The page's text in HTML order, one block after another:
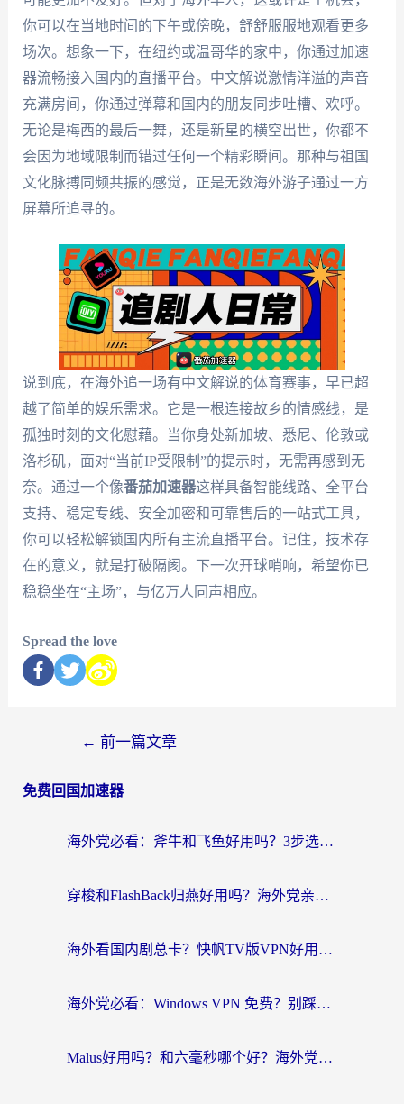
你可以在当地时间的下午或傍晚，舒舒服服地观看更多
场次。想象一下，在纽约或温哥华的家中，你通过加速
器流畅接入国内的直播平台。中文解说激情洋溢的声音
充满房间，你通过弹幕和国内的朋友同步吐槽、欢呼。
无论是梅西的最后一舞，还是新星的横空出世，你都不
会因为地域限制而错过任何一个精彩瞬间。那种与祖国
文化脉搏同频共振的感觉，正是无数海外游子通过一方
屏幕所追寻的。
说到底，在海外追一场有中文解说的体育赛事，早已超
越了简单的娱乐需求。它是一根连接故乡的情感线，是
孤独时刻的文化慰藉。当你身处新加坡、悉尼、伦敦或
洛杉矶，面对“当前IP受限制”的提示时，无需再感到无
奈。通过一个像番茄加速器这样具备智能线路、全平台
支持、稳定专线、安全加密和可靠售后的一站式工具，
你可以轻松解锁国内所有主流直播平台。记住，技术存
在的意义，就是打破隔阂。下一次开球哨响，希望你已
稳稳坐在“主场”，与亿万人同声相应。
Spread the love
← 前一篇文章
免费回国加速器
海外党必看：斧牛和飞鱼好用吗？3步选对回国加速器，无缝刷剧玩国服
穿梭和FlashBack归燕好用吗？海外党亲测3款热门回国加速器，教你选对不踩坑
海外看国内剧总卡？快帆TV版VPN好用吗？和快滚VPN对比哪个回国效果更好？
海外党必看：Windows VPN 免费？别踩坑！教你选对好用的国内加速器无缝回国
Malus好用吗？和六毫秒哪个好？海外党选回国加速器的避坑指南